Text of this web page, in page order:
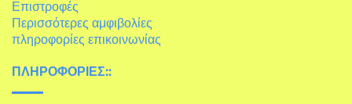
Επιστροφές
Περισσότερες αμφιβολίες
πληροφορίες επικοινωνίας
ΠΛΗΡΟΦΟΡΊΕΣ::